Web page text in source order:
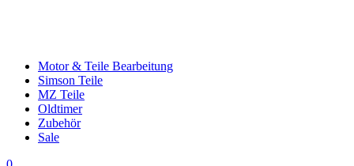
Motor & Teile Bearbeitung
Simson Teile
MZ Teile
Oldtimer
Zubehör
Sale